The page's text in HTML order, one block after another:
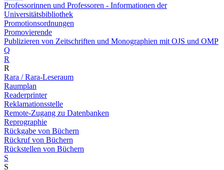
Professorinnen und Professoren - Informationen der
Universitätsbibliothek
Promotionsordnungen
Promovierende
Publizieren von Zeitschriften und Monographien mit OJS und OMP
Q
R
R
Rara / Rara-Leseraum
Raumplan
Readerprinter
Reklamationsstelle
Remote-Zugang zu Datenbanken
Reprographie
Rückgabe von Büchern
Rückruf von Büchern
Rückstellen von Büchern
S
S